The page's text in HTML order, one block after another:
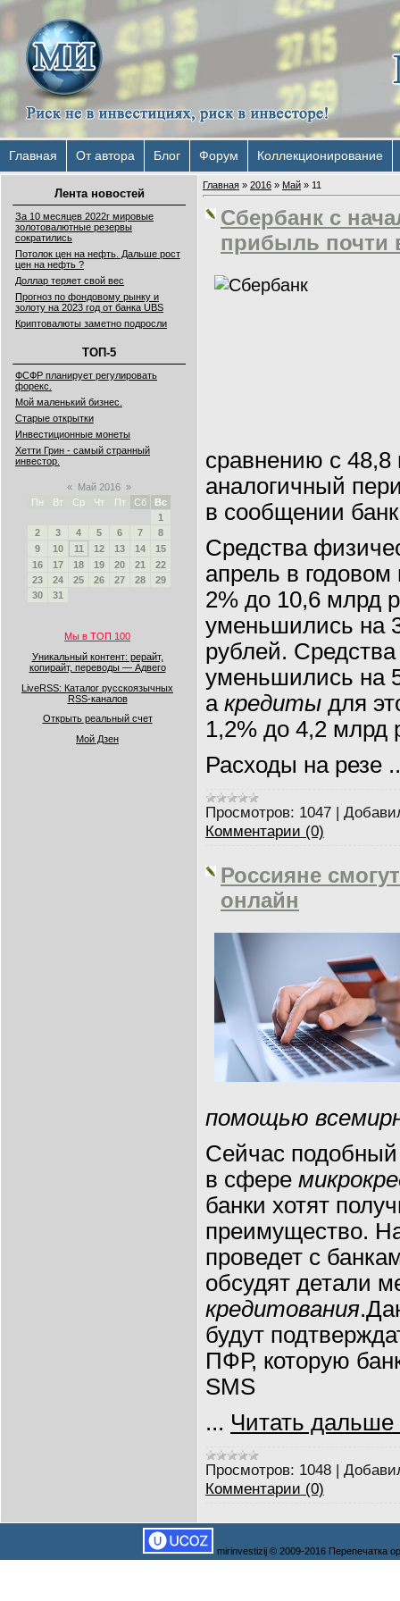
Главная От автора Блог Форум Коллекционирование
Лента новостей
За 10 месяцев 2022г мировые
золотовалютные резервы
сократились
Потолок цен на нефть. Дальше рост
цен на нефть ?
Доллар теряет свой вес
Прогноз по фондовому рынку и
золоту на 2023 год от банка UBS
Криптовалюты заметно подросли
ТОП-5
ФСФР планирует регулировать
форекс.
Мой маленький бизнес.
Старые открытки
Инвестиционные монеты
Хетти Грин - самый странный
инвестор.
« Май 2016 »
Пн
Вт Ср Чт Пт Сб
Вс
1
2
3 4 5 6 7
8
9
10 11 12 13 14
15
16
17 18 19 20 21
22
23
24 25 26 27 28
29
30
31
Мы в ТОП 100
Уникальный контент: рерайт,
копирайт, переводы — Адвего
LiveRSS: Каталог русскоязычных
RSS-каналов
Открыть реальный счет
Мой Дзен
Главная » 2016 » Май » 11
Сбербанк с
прибыль почти
сравнению с 48,8
аналогичный
в сообщении
Средства
апрель в
2% до 10,6 млрд
уменьшились на
рублей.
уменьшились на
а кредиты для
1,2% до 4,2 млрд
Расходы на резе
Просмотров: 1047 |
Комментарии (0)
Россияне
онлайн
помощью
Сейчас подобный
в сфере
банки хотят
преимущество.
проведет с
обсудят детали
кредитования
будут
ПФР, которую
SMS
... Читать дальше
Просмотров: 1048 |
Комментарии (0)
mirinvestizij © 2009-2016 Перепечатка